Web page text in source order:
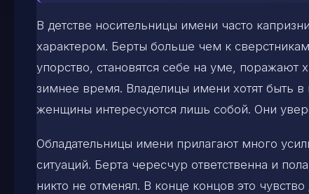
В детстве носительницы имени часто
характером. Берты больше чем к
упорство, становятся себе на уме, поражают
зимнее время. Владелицы имени хотят быть
женщины интересуются лишь собой. Они
Обладательницы имени прилагают много
ситуаций. Берта чересчур ответственна и
никто не отменял. В конце концов это